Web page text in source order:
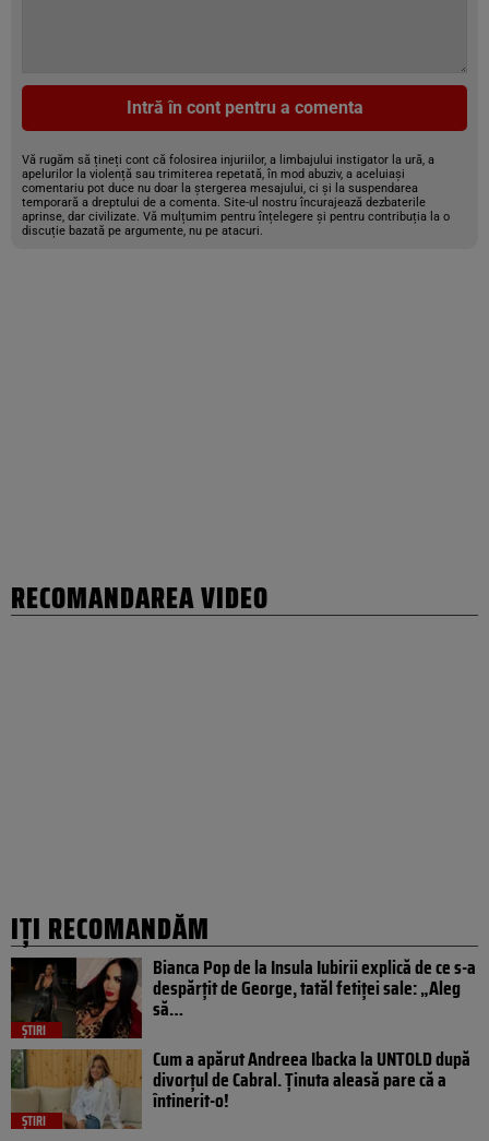
Intră în cont pentru a comenta
Vă rugăm să țineți cont că folosirea injuriilor, a limbajului instigator la ură, a
apelurilor la violență sau trimiterea repetată, în mod abuziv, a aceluiași
comentariu pot duce nu doar la ștergerea mesajului, ci și la suspendarea
temporară a dreptului de a comenta. Site-ul nostru încurajează dezbaterile
aprinse, dar civilizate. Vă mulțumim pentru înțelegere și pentru contribuția la o
discuție bazată pe argumente, nu pe atacuri.
RECOMANDAREA VIDEO
IȚI RECOMANDĂM
ȘTIRI
Bianca Pop de la Insula Iubirii explică de ce s-a
despărțit de George, tatăl fetiței sale: „Aleg
să…
ȘTIRI
Cum a apărut Andreea Ibacka la UNTOLD după
divorțul de Cabral. Ținuta aleasă pare că a
întinerit-o!